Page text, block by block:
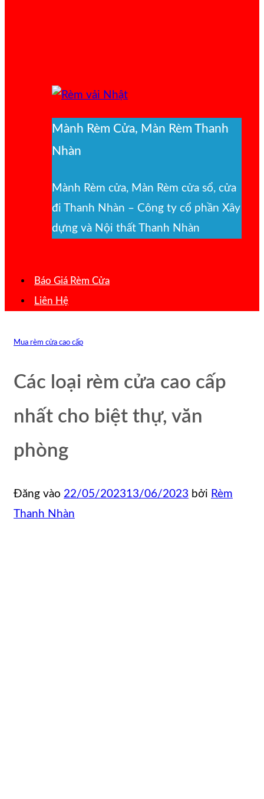
Mành Rèm Cửa, Màn Rèm Thanh
Nhàn
Mành Rèm cửa, Màn Rèm cửa sổ, cửa
đi Thanh Nhàn – Công ty cổ phần Xây
dựng và Nội thất Thanh Nhàn
Báo Giá Rèm Cửa
Liên Hệ
Mua rèm cửa cao cấp
Các loại rèm cửa cao cấp
nhất cho biệt thự, văn
phòng
Đăng vào 22/05/202313/06/2023 bởi Rèm
Thanh Nhàn